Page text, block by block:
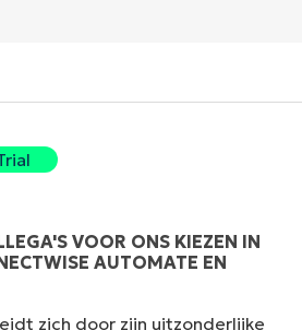
VOOR ONS KIEZEN IN
AUTOMATE EN
zich door zijn uitzonderlijke